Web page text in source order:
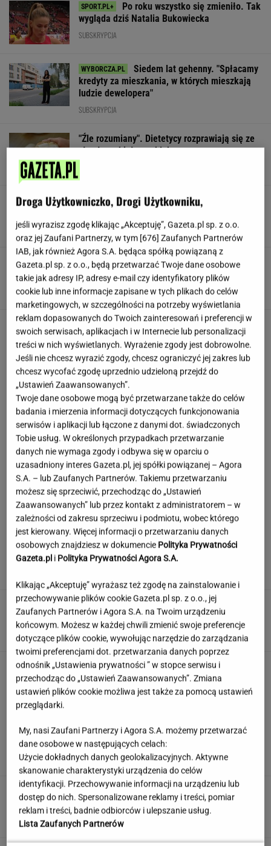
Po roku wszystko się zmieniło. Tak
wygląda dziś Natalia Bukowiecka
SUBSKRYPCJA
Siedem lat gehenny. "Spłacamy
kredyty za mieszkania, w których mieszkają
ludzie dewelopera"
SUBSKRYPCJA
"Źle rozumiany". Dietetycy rozprawiają się ze
złą sławą białego chleba
Nowy ruch w USA. Land Back szybko zyskuje
TOMASZ KILIAN
Polskie korzenie i hollywoodzki dorobek. Mało
kto zna jej historię
Wieniawa jako jurorka "TzG" to
dobry pomysł? "Będzie musiała być uważna"
To ulubiony quiz każdego Polaka. Pytamy o
przysłowia, które musisz znać!
"Mam kontrolę nad własnym ciałem". Kobiety
masowo stawiają na boysober
Jeden wakacyjny nawyk może mieć
nieprzyjemne konsekwencje. Też tak robisz?
MATERIAŁ PROMOCYJNY
Uruchomili "Tindera dla
medyków". Szybko zgłosili się też adwokaci
SUBSKRYPCJA
Droga Użytkowniczko, Drogi Użytkowniku,
jeśli wyrazisz zgodę klikając „Akceptuję”, Gazeta.pl sp. z o.o.
oraz jej Zaufani Partnerzy, w tym [676] Zaufanych Partnerów
IAB, jak również Agora S.A. będąca spółką powiązaną z
Gazeta.pl sp. z o.o., będą przetwarzać Twoje dane osobowe
takie jak adresy IP, adresy e-mail czy identyfikatory plików
cookie lub inne informacje zapisane w tych plikach do celów
marketingowych, w szczególności na potrzeby wyświetlania
reklam dopasowanych do Twoich zainteresowań i preferencji w
swoich serwisach, aplikacjach i w Internecie lub personalizacji
treści w nich wyświetlanych. Wyrażenie zgody jest dobrowolne.
Jeśli nie chcesz wyrazić zgody, chcesz ograniczyć jej zakres lub
chcesz wycofać zgodę uprzednio udzieloną przejdź do
„Ustawień Zaawansowanych”.
Twoje dane osobowe mogą być przetwarzane także do celów
badania i mierzenia informacji dotyczących funkcjonowania
serwisów i aplikacji lub łączone z danymi dot. świadczonych
Tobie usług. W określonych przypadkach przetwarzanie
danych nie wymaga zgody i odbywa się w oparciu o
uzasadniony interes Gazeta.pl, jej spółki powiązanej – Agora
S.A. – lub Zaufanych Partnerów. Takiemu przetwarzaniu
możesz się sprzeciwić, przechodząc do „Ustawień
Zaawansowanych” lub przez kontakt z administratorem – w
zależności od zakresu sprzeciwu i podmiotu, wobec którego
jest kierowany. Więcej informacji o przetwarzaniu danych
osobowych znajdziesz w dokumencie Polityka Prywatności
Gazeta.pl i Polityka Prywatności Agora S.A.
Klikając „Akceptuję” wyrażasz też zgodę na zainstalowanie i
przechowywanie plików cookie Gazeta.pl sp. z o.o., jej
Zaufanych Partnerów i Agora S.A. na Twoim urządzeniu
końcowym. Możesz w każdej chwili zmienić swoje preferencje
dotyczące plików cookie, wywołując narzędzie do zarządzania
twoimi preferencjami dot. przetwarzania danych poprzez
odnośnik „Ustawienia prywatności ” w stopce serwisu i
przechodząc do „Ustawień Zaawansowanych”. Zmiana
ustawień plików cookie możliwa jest także za pomocą ustawień
przeglądarki.
My, nasi Zaufani Partnerzy i Agora S.A. możemy przetwarzać
dane osobowe w następujących celach:
Użycie dokładnych danych geolokalizacyjnych. Aktywne
skanowanie charakterystyki urządzenia do celów
identyfikacji. Przechowywanie informacji na urządzeniu lub
dostęp do nich. Spersonalizowane reklamy i treści, pomiar
reklam i treści, badnie odbiorców i ulepszanie usług.
Lista Zaufanych Partnerów